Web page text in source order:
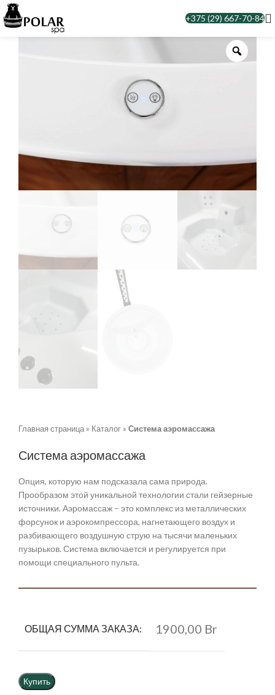
+375 (29) 667-70-84
Zoom
Главная страница » Каталог » Система аэромассажа
Система аэромассажа
Опция, которую нам подсказала сама природа.
Прообразом этой уникальной технологии стали гейзерные
источники. Аэромассаж – это комплекс из металлических
форсунок и аэрокомпрессора, нагнетающего воздух и
разбивающего воздушную струю на тысячи маленьких
пузырьков. Система включается и регулируется при
помощи специального пульта.
ОБЩАЯ СУММА ЗАКАЗА: 1900,00 Br
Купить